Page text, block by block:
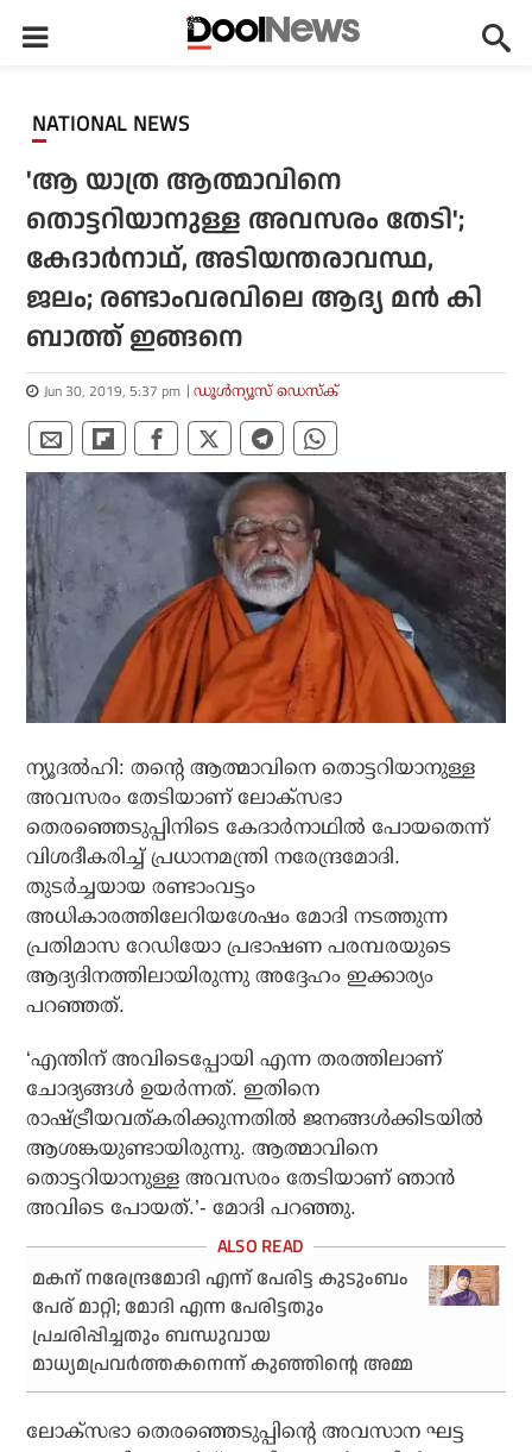
NATIONAL NEWS
'ആ യാത്ര ആത്മാവിനെ
തൊട്ടറിയാനുള്ള അവസരം തേടി';
കേദാര്‍നാഥ്, അടിയന്തരാവസ്ഥ,
ജലം; രണ്ടാംവരവിലെ ആദ്യ മന്‍ കി
ബാത്ത് ഇങ്ങനെ
Jun 30, 2019, 5:37 pm ഡൂള്‍ന്യൂസ് ഡെസ്‌ക്
ന്യൂദല്‍ഹി: തന്റെ ആത്മാവിനെ തൊട്ടറിയാനുള്ള
അവസരം തേടിയാണ് ലോക്‌സഭാ
തെരഞ്ഞെടുപ്പിനിടെ കേദാര്‍നാഥില്‍ പോയതെന്ന്
വിശദീകരിച്ച് പ്രധാനമന്ത്രി നരേന്ദ്രമോദി.
തുടര്‍ച്ചയായ രണ്ടാംവട്ടം
അധികാരത്തിലേറിയശേഷം മോദി നടത്തുന്ന
പ്രതിമാസ റേഡിയോ പ്രഭാഷണ പരമ്പരയുടെ
ആദ്യദിനത്തിലായിരുന്നു അദ്ദേഹം ഇക്കാര്യം
പറഞ്ഞത്.
‘എന്തിന് അവിടെപ്പോയി എന്ന തരത്തിലാണ്
ചോദ്യങ്ങള്‍ ഉയര്‍ന്നത്. ഇതിനെ
രാഷ്ട്രീയവത്കരിക്കുന്നതില്‍ ജനങ്ങള്‍ക്കിടയില്‍
ആശങ്കയുണ്ടായിരുന്നു. ആത്മാവിനെ
തൊട്ടറിയാനുള്ള അവസരം തേടിയാണ് ഞാന്‍
അവിടെ പോയത്.’- മോദി പറഞ്ഞു.
മകന് നരേന്ദ്രമോദി എന്ന് പേരിട്ട കുടുംബം
പേര് മാറ്റി; മോദി എന്ന പേരിട്ടതും
പ്രചരിപ്പിച്ചതും ബന്ധുവായ
മാധ്യമപ്രവര്‍ത്തകനെന്ന് കുഞ്ഞിന്റെ അമ്മ
ലോക്‌സഭാ തെരഞ്ഞെടുപ്പിന്റെ അവസാന ഘട്ട